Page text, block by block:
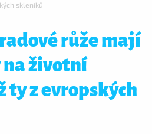
skleníků
růže mají
na životní
ty z evropských